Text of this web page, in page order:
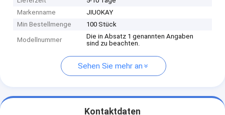
Markenname
JIUOKAY
Min Bestellmenge
100 Stück
Modellnummer
Die in Absatz 1 genannten Angaben
sind zu beachten.
Sehen Sie mehr an
Kontaktdaten